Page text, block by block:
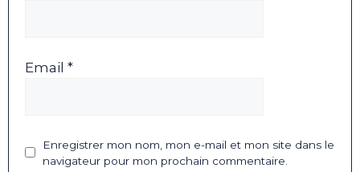
Email *
Enregistrer mon nom, mon e-mail et mon site dans le
navigateur pour mon prochain commentaire.